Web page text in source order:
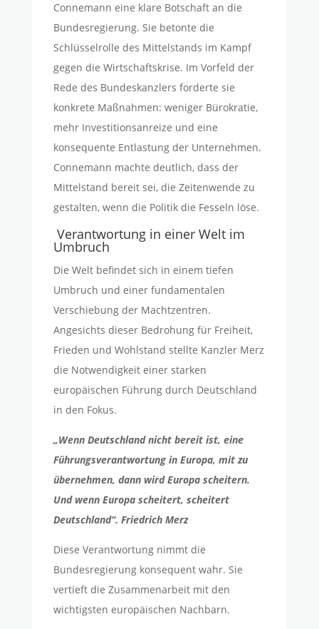
Connemann eine klare Botschaft an die
Bundesregierung. Sie betonte die
Schlüsselrolle des Mittelstands im Kampf
gegen die Wirtschaftskrise. Im Vorfeld der
Rede des Bundeskanzlers forderte sie
konkrete Maßnahmen: weniger Bürokratie,
mehr Investitionsanreize und eine
konsequente Entlastung der Unternehmen.
Connemann machte deutlich, dass der
Mittelstand bereit sei, die Zeitenwende zu
gestalten, wenn die Politik die Fesseln löse.
Verantwortung in einer Welt im
Umbruch
Die Welt befindet sich in einem tiefen
Umbruch und einer fundamentalen
Verschiebung der Machtzentren.
Angesichts dieser Bedrohung für Freiheit,
Frieden und Wohlstand stellte Kanzler Merz
die Notwendigkeit einer starken
europäischen Führung durch Deutschland
in den Fokus.
„Wenn Deutschland nicht bereit ist, eine
Führungsverantwortung in Europa, mit zu
übernehmen, dann wird Europa scheitern.
Und wenn Europa scheitert, scheitert
Deutschland“. Friedrich Merz
Diese Verantwortung nimmt die
Bundesregierung konsequent wahr. Sie
vertieft die Zusammenarbeit mit den
wichtigsten europäischen Nachbarn.